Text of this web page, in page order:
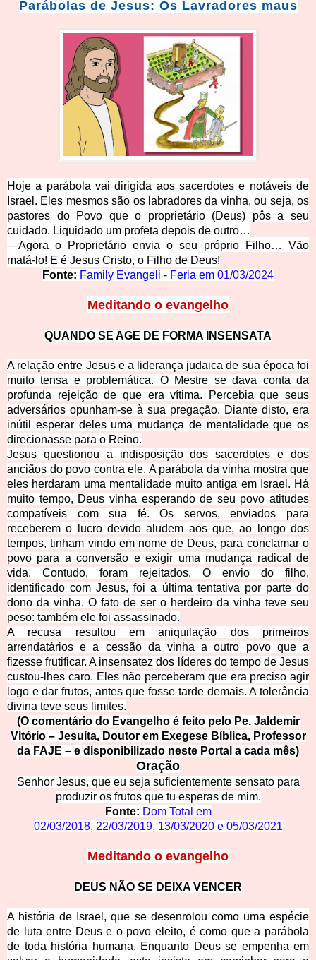
Parábolas de Jesus: Os Lavradores maus
Hoje a parábola vai dirigida aos sacerdotes e notáveis de
Israel. Eles mesmos são os labradores da vinha, ou seja, os
pastores do Povo que o proprietário (Deus) pôs a seu
cuidado. Liquidado um profeta depois de outro…
—Agora o Proprietário envia o seu próprio Filho… Vão
matá-lo! E é Jesus Cristo, o Filho de Deus!
Fonte: Family Evangeli - Feria em 01/03/2024
Meditando o evangelho
QUANDO SE AGE DE FOR MA INSENSATA
A relação entre Jesus e a liderança judaica de sua época foi
muito tensa e problemática. O Mestre se dava conta da
profunda rejeição de que era vítima. Percebia que seus
adversários opunham-se à sua pregação. Diante disto, era
inútil esperar deles uma mudança de mentalidade que os
direcionasse para o Reino.
Jesus questionou a indisposição dos sacerdotes e dos
anciãos do povo contra ele. A parábola da vinha mostra que
eles herdaram uma mentalidade muito antiga em Israel. Há
muito tempo, Deus vinha esperando de seu povo atitudes
compatíveis com sua fé. Os servos, enviados para
receberem o lucro devido aludem aos que, ao longo dos
tempos, tinham vindo em nome de Deus, para conclamar o
povo para a conversão e exigir uma mudança radical de
vida. Contudo, foram rejeitados. O envio do filho,
identificado com Jesus, foi a última tentativa por parte do
dono da vinha. O fato de ser o herdeiro da vinha teve seu
peso: também ele foi assassinado.
A recusa resultou em aniquilação dos primeiros
arrendatários e a cessão da vinha a outro povo que a
fizesse frutificar. A insensatez dos líderes do tempo de Jesus
custou-lhes caro. Eles não perceberam que era preciso agir
logo e dar frutos, antes que fosse tarde demais. A tolerância
divina teve seus limites.
(O comentário do Evangelho é feito pelo Pe. Jaldemir
Vitório – Jesuíta, Doutor em Exegese Bíblica, Professor
da FAJE – e disponibilizado neste Portal a cada mês)
Oração
Senhor Jesus, que eu seja suficientemente sensato para
produzir os frutos que tu esperas de mim.
Fonte: Dom Total em
02/03/2018, 22/03/2019, 13/03/2020 e 05/03/2021
Meditando o evangelho
DEUS NÃO SE DEIXA VENCER
A história de Israel, que se desenrolou como uma espécie
de luta entre Deus e o povo eleito, é como que a parábola
de toda história humana. Enquanto Deus se empenha em